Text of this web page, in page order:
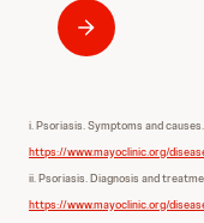
i. Psoriasis. Symptoms and
https://www.mayoclinic.org/
ii. Psoriasis. Diagnosis and
https://www.mayoclinic.org/